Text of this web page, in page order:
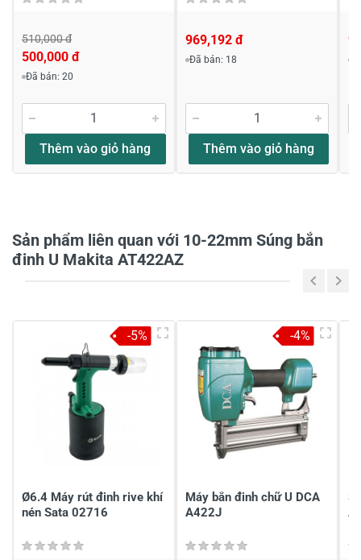
Viết nhận xét về sản phẩm
Đánh giá sao
Tiêu đề của nhận xét *
510,000 đ
500,000 đ
Đã bán: 20
Thêm vào giỏ hàng
969,192 đ
Đã bán: 18
Thêm vào giỏ hàng
Sản phẩm liên quan với 10-22mm Súng bắn
đinh U Makita AT422AZ
Ø6.4 Máy rút đinh rive khí
nén Sata 02716
-5%
Máy bắn đinh chữ U DCA
A422J
-4%